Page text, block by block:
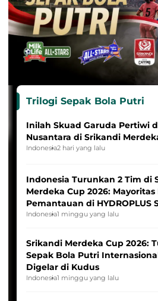
Trilogi Sepak Bola Putri
Inilah Skuad Garuda Pertiwi
Nusantara di Srikandi
Indonesia2 hari yang lalu
Indonesia Turunkan 2 Tim di
Merdeka Cup 2026: Mayoritas
Pemantauan di HYDROPLUS
League
Indonesia1 minggu yang lalu
Srikandi Merdeka Cup 2026:
Sepak Bola Putri
Digelar di Kudus
Indonesia1 minggu yang lalu